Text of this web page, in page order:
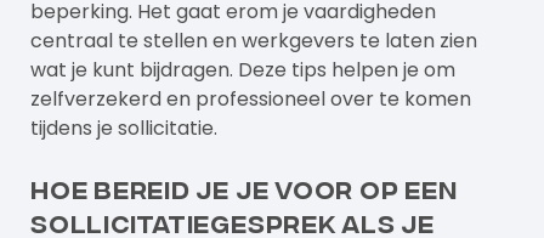
beperking. Het gaat erom je vaardigheden
centraal te stellen en werkgevers te laten zien
wat je kunt bijdragen. Deze tips helpen je om
zelfverzekerd en professioneel over te komen
tijdens je sollicitatie.
Hoe bereid je je voor op een
sollicitatiegesprek als je